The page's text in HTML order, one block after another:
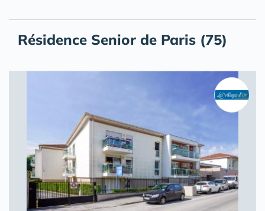
Résidence Senior de Paris (75)